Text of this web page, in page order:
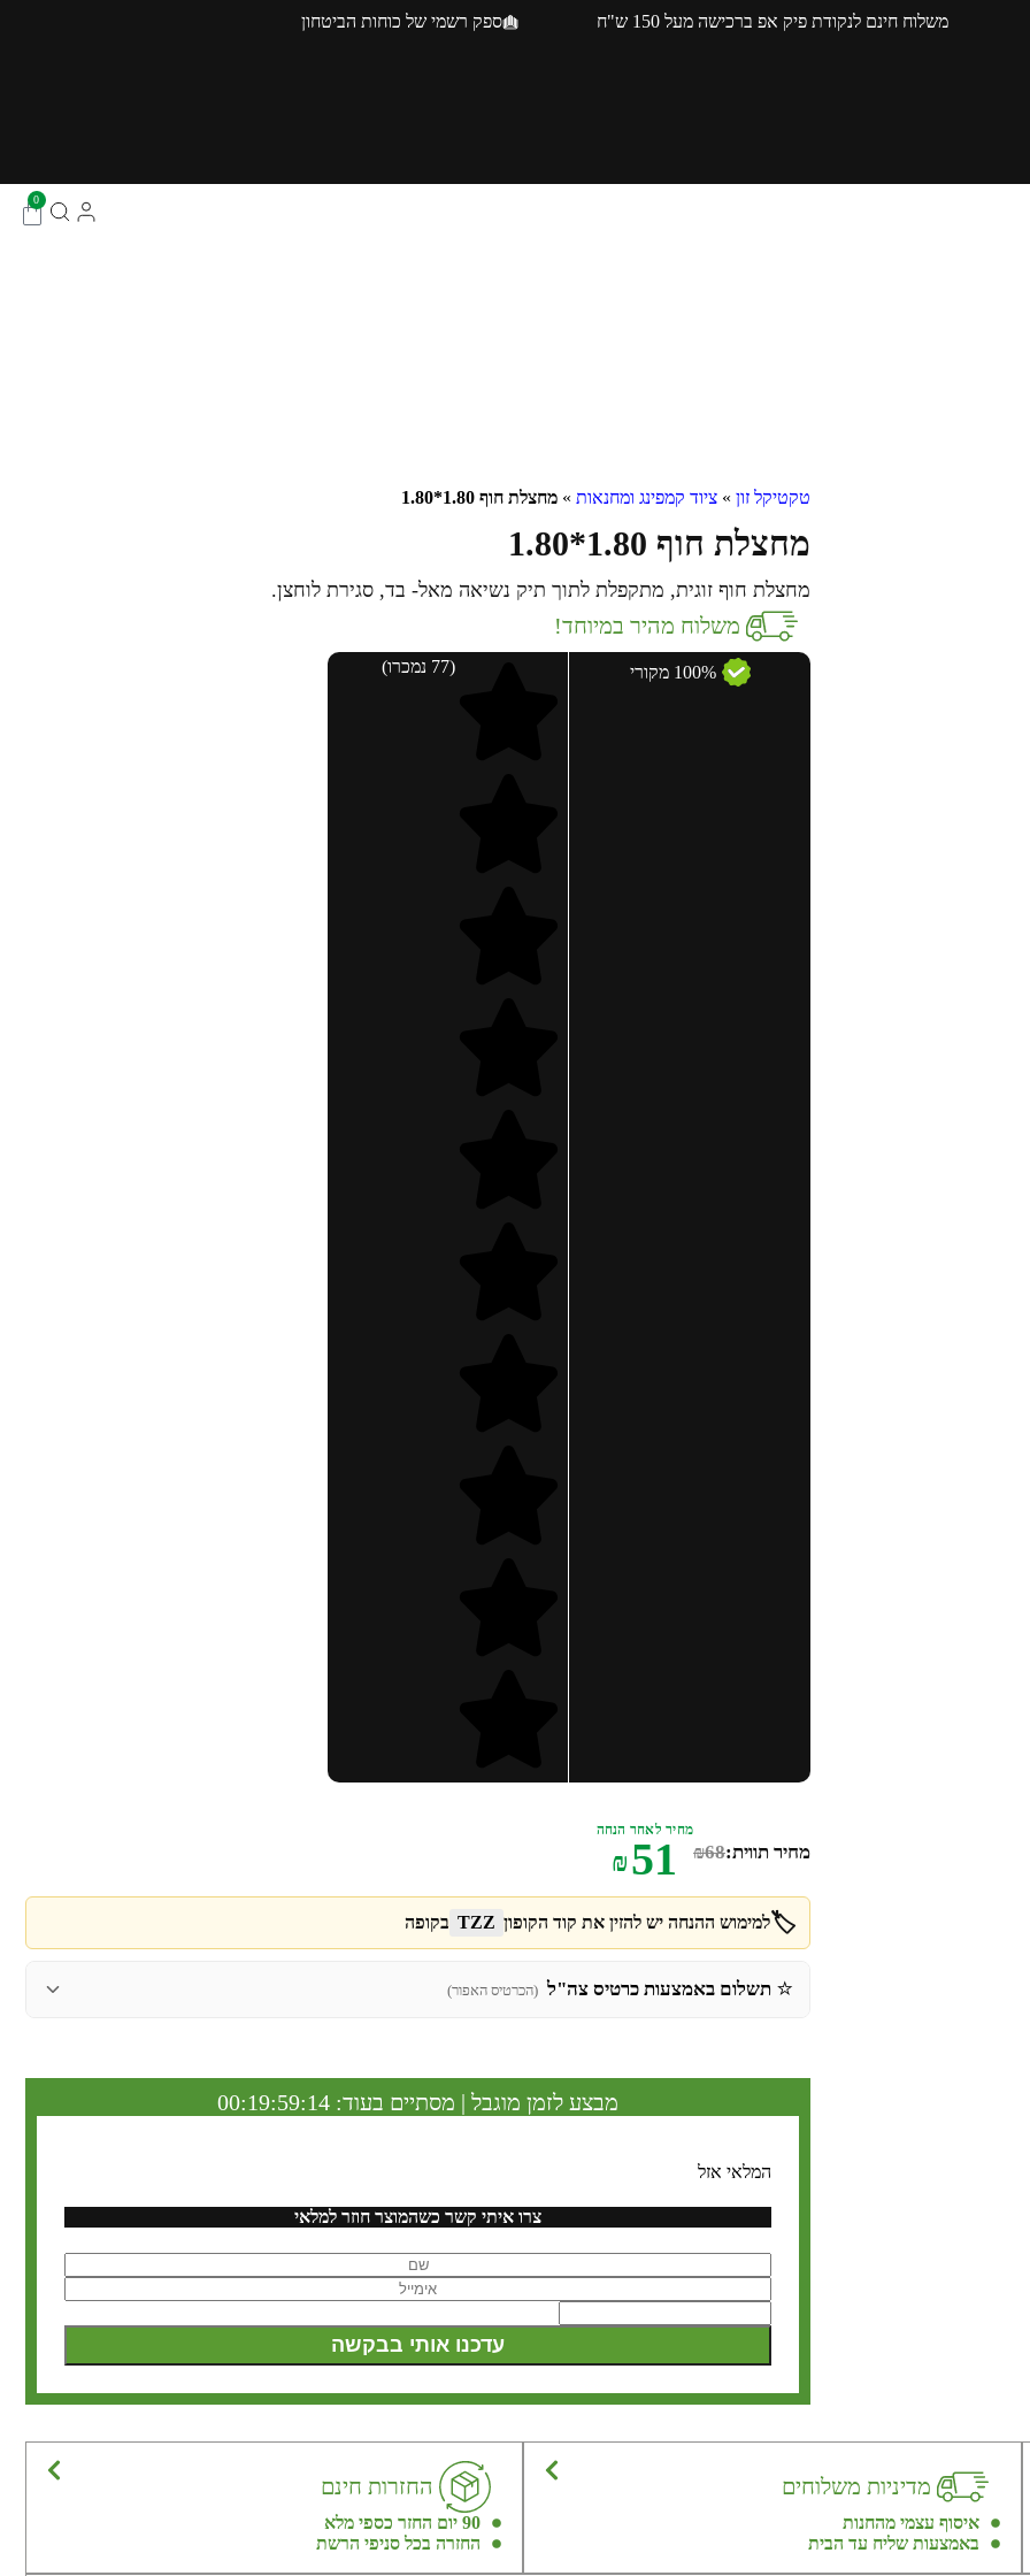
משלוח חינם לנקודת פיק אפ ברכישה מעל 150 ש"ח ספק רשמי של כוחות הביטחון
0
טקטיקל זון » ציוד קמפינג ומחנאות » מחצלת חוף 1.80*1.80
מחצלת חוף 1.80*1.80
מחצלת חוף זוגית, מתקפלת לתוך תיק נשיאה מאל- בד, סגירת לוחצן.
משלוח מהיר במיוחד!
100% מקורי (77 נמכרו)
מחיר תווית: ₪68
מחיר לאחר הנחה
₪51
🏷️למימוש ההנחה יש להזין את קוד הקופון TZZ בקופה
⭐ תשלום באמצעות כרטיס צה"ל (הכרטיס האפור)
מבצע לזמן מוגבל | מסתיים בעוד: 00:19:59:13
המלאי אזל
צרו איתי קשר כשהמוצר חוזר למלאי
מדיניות משלוחים
איסוף עצמי מהחנות
באמצעות שליח עד הבית
החזרות חינם
90 יום החזר כספי מלא
החזרה בכל סניפי הרשת